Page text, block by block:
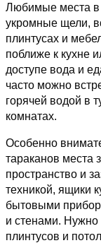
Любимые места в
укромные щели,
плинтусах и
поближе к кухне
доступе вода и
часто можно
горячей водой в
комнатах.
Особенно
тараканов места
пространство и
техникой, ящики
бытовыми
и стенами. Нужно
плинтусов и